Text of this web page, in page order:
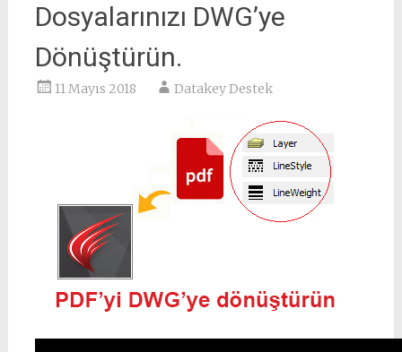
Dosyalarınızı DWG’ye
Dönüştürün.
11 Mayıs 2018 Datakey Destek